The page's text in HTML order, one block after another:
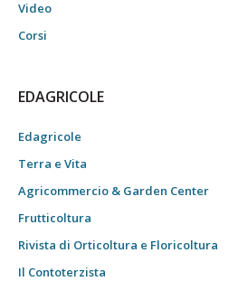
Video
Corsi
EDAGRICOLE
Edagricole
Terra e Vita
Agricommercio & Garden Center
Frutticoltura
Rivista di Orticoltura e Floricoltura
Il Contoterzista